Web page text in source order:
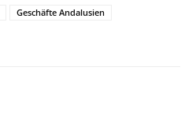
Geschäfte Andalusien